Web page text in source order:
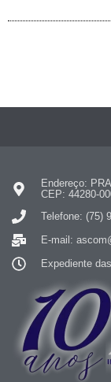
Endereço:
CEP: 44280-
Telefone: (75)
E-mail:
Expediente